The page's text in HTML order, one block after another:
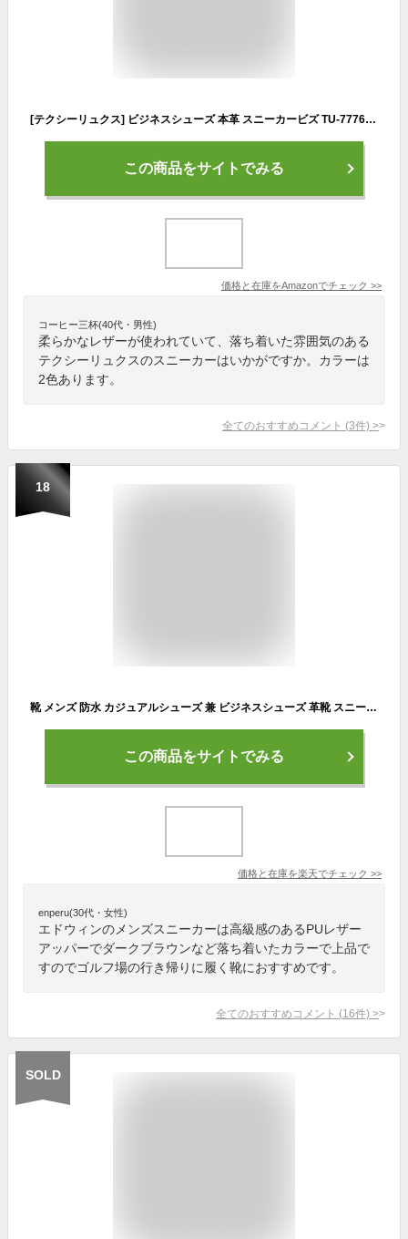
[テクシーリュクス] ビジネスシューズ 本革 スニーカービズ TU-7776 メンズ ブラック 25.0 cm 3E
この商品をサイトでみる
価格と在庫をAmazonでチェック >>
コーヒー三杯(40代・男性)
柔らかなレザーが使われていて、落ち着いた雰囲気のある
テクシーリュクスのスニーカーはいかがですか。カラーは
2色あります。
全てのおすすめコメント (3件) >
18
靴 メンズ 防水 カジュアルシューズ 兼 ビジネスシューズ 革靴 スニーカー PUレザー 軽量 耐滑 幅広 3e おしゃれ ブランド 紳士 紐靴 EDWIN エドウィン edm456｜正規販売店
この商品をサイトでみる
価格と在庫を楽天でチェック >>
enperu(30代・女性)
エドウィンのメンズスニーカーは高級感のあるPUレザー
アッパーでダークブラウンなど落ち着いたカラーで上品で
すのでゴルフ場の行き帰りに履く靴におすすめです。
全てのおすすめコメント (16件) >
SOLD